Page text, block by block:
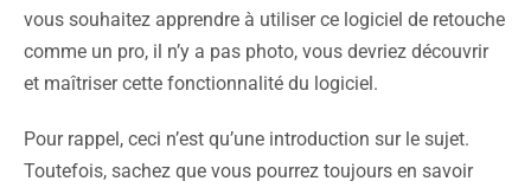
vous souhaitez apprendre à utiliser ce logiciel de retouche
comme un pro, il n’y a pas photo, vous devriez découvrir
et maîtriser cette fonctionnalité du logiciel.
Pour rappel, ceci n’est qu’une introduction sur le sujet.
Toutefois, sachez que vous pourrez toujours en savoir